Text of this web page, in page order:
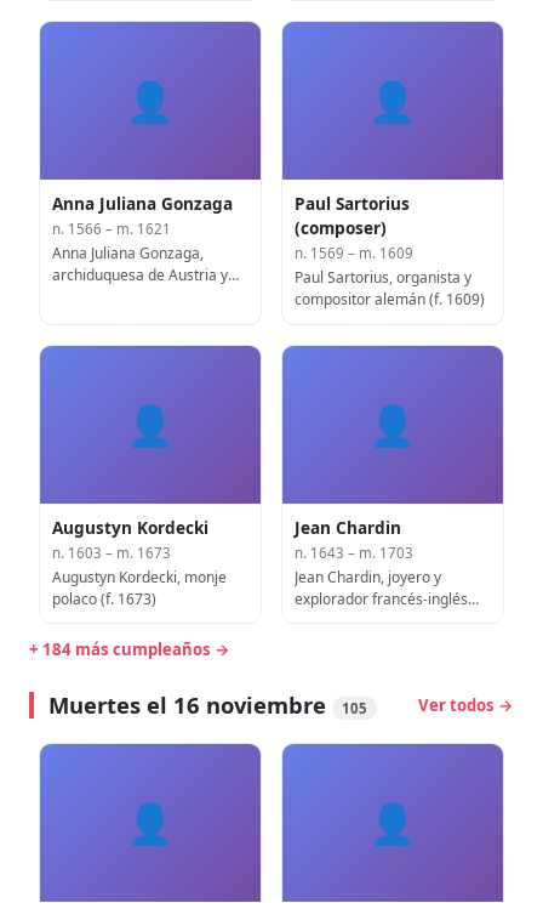
👤
Anna Juliana Gonzaga
n. 1566 – m. 1621
Anna Juliana Gonzaga,
archiduquesa de Austria y
👤
Paul Sartorius
(composer)
n. 1569 – m. 1609
Paul Sartorius, organista y
compositor alemán (f. 1609)
👤
Augustyn Kordecki
n. 1603 – m. 1673
Augustyn Kordecki, monje
polaco (f. 1673)
👤
Jean Chardin
n. 1643 – m. 1703
Jean Chardin, joyero y
explorador francés-inglés
+ 184 más cumpleaños →
Muertes el 16 noviembre 105 Ver todos →
👤 👤